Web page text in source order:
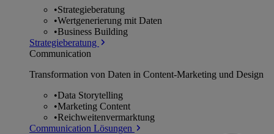
•Strategieberatung
•Wertgenerierung mit Daten
•Business Building
Strategieberatung
Communication
Transformation von Daten in Content-Marketing und Design
•Data Storytelling
•Marketing Content
•Reichweitenvermarktung
Communication Lösungen